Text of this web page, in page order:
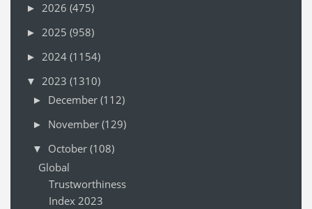
► 2026 (475)
► 2025 (958)
► 2024 (1154)
▼ 2023 (1310)
► December (112)
► November (129)
▼ October (108)
Global
Trustworthiness
Index 2023